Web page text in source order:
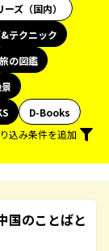
ズ（国内）
テクニック
旅の図鑑
D-Books
込み条件を追加
国のことばと